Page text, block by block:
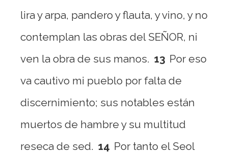
lira y arpa, pandero y flauta, y vino, y no
contemplan las obras del SEÑOR, ni
ven la obra de sus manos. 13 Por eso
va cautivo mi pueblo por falta de
discernimiento; sus notables están
muertos de hambre y su multitud
reseca de sed. 14 Por tanto el Seol